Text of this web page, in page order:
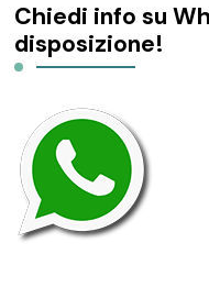
Chiedi info su
disposizione!